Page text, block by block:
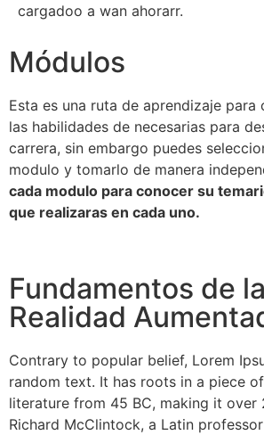
cargadoo a wan ahorarr.
Módulos
Esta es una ruta de aprendizaje
las habilidades de necesarias para
carrera, sin embargo puedes
modulo y tomarlo de manera
cada modulo para conocer su
que realizaras en cada uno.
Fundamentos de la
Realidad
Contrary to popular belief, Lorem
random text. It has roots in a piece
literature from 45 BC, making it over
Richard McClintock, a Latin